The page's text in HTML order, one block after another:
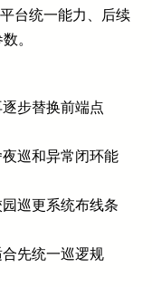
台统一能力、后续
。
步替换前端点
巡和异常闭环能
巡更系统布线条
先统一巡逻规